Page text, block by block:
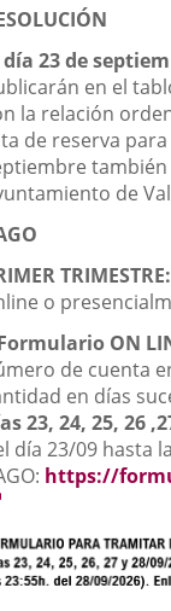
día 23 de
en el
la relación
de reserva
de
TRIMESTRE:
o
ON
de cuenta
en días
23, 24, 25, 26
día 23/09 hasta
https://